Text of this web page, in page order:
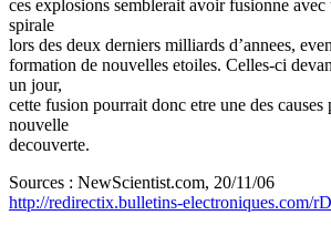
ces explosions semblerait avoir fusionne
spirale
lors des deux derniers milliards d’annees,
formation de nouvelles etoiles. Celles-ci
un jour,
cette fusion pourrait donc etre une des causes
nouvelle
decouverte.
Sources : NewScientist.com, 20/11/06
http://redirectix.bulletins-electroniques.com/